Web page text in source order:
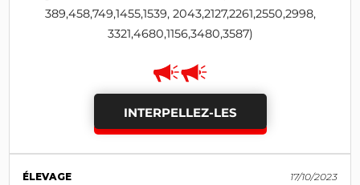
389,458,749,1455,1539, 2043,2127,2261,2550,2998,
3321,4680,1156,3480,3587)
INTERPELLEZ-LES
ÉLEVAGE 17/10/2023